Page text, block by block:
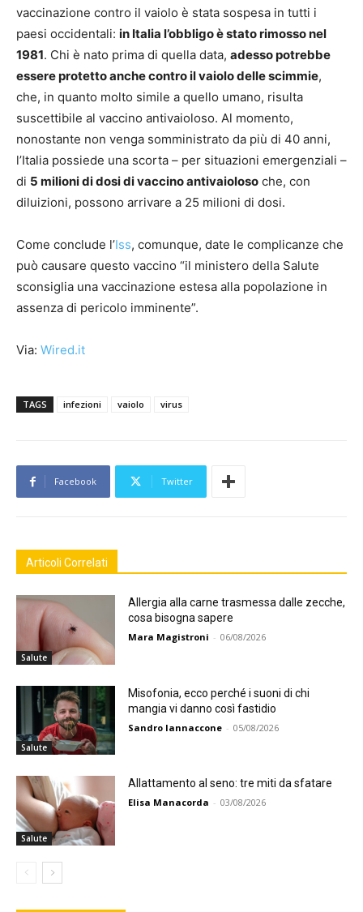
vaccinazione contro il vaiolo è stata sospesa in tutti i
paesi occidentali: in Italia l’obbligo è stato rimosso nel
1981. Chi è nato prima di quella data, adesso potrebbe
essere protetto anche contro il vaiolo delle scimmie,
che, in quanto molto simile a quello umano, risulta
suscettibile al vaccino antivaioloso. Al momento,
nonostante non venga somministrato da più di 40 anni,
l’Italia possiede una scorta – per situazioni emergenziali –
di 5 milioni di dosi di vaccino antivaioloso che, con
diluizioni, possono arrivare a 25 milioni di dosi.
Come conclude l’Iss, comunque, date le complicanze che
può causare questo vaccino “il ministero della Salute
sconsiglia una vaccinazione estesa alla popolazione in
assenza di pericolo imminente”.
Via: Wired.it
TAGS infezioni vaiolo virus
Facebook Twitter
Articoli Correlati
Salute
Allergia alla carne trasmessa dalle zecche,
cosa bisogna sapere
Mara Magistroni - 06/08/2026
Salute
Misofonia, ecco perché i suoni di chi
mangia vi danno così fastidio
Sandro Iannaccone - 05/08/2026
Salute
Allattamento al seno: tre miti da sfatare
Elisa Manacorda - 03/08/2026